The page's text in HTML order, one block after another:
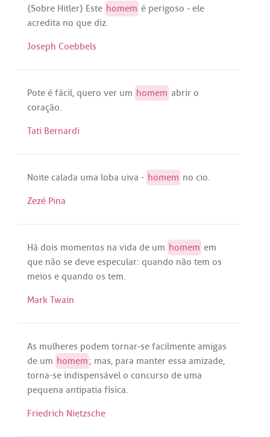
{Sobre Hitler} Este homem é perigoso - ele
acredita no que diz.
Joseph Coebbels
Pote é fácil, quero ver um homem abrir o
coração.
Tati Bernardi
Noite calada uma loba uiva - homem no cio.
Zezé Pina
Há dois momentos na vida de um homem em
que não se deve especular: quando não tem os
meios e quando os tem.
Mark Twain
As mulheres podem tornar-se facilmente amigas
de um homem ; mas, para manter essa amizade,
torna-se indispensávelo concurso de uma
pequena antipatia física.
Friedrich Nietzsche